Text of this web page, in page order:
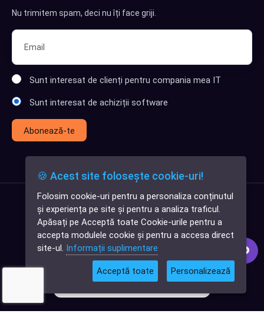
✕
Cauți o aplicație
software?
Nu trimitem spam, deci nu îți face griji.
Sunt interesat de clienți pentru compania mea IT
Sunt interesat de achiziții software
Abonează-te
🍪 Acest site folosește cookie-uri!
Folosim cookie-uri pentru a personaliza conținutul
și experiența pe site și pentru a analiza traficul.
Apăsați pe Acceptă toate Cookie-urile pentru a
accepta modulele cookie și pentru a accesa direct
site-ul. Informații suplimentare
Acceptă toate Personalizează